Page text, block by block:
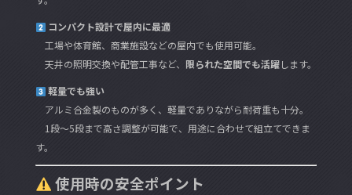
コンパクト設計で屋内に最適
工場や体育館、商業施設などの屋内でも使用可能。
天井の照明交換や配管工事など、 限られた空間でも活躍します。
軽量でも強い
アルミ合金製のものが多く、軽量でありながら耐荷重も十分。
1段〜5段まで高さ調整が可能で、用途に合わせて組立てできま
す。
使用時の安全ポイント